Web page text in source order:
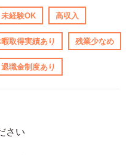
未経験OK 高収入
取得実績あり 残業少なめ
退職金制度あり
さい